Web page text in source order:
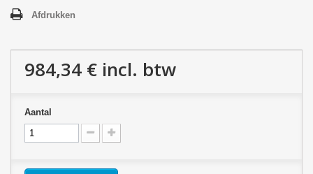
Afdrukken
984,34 € incl. btw
Aantal